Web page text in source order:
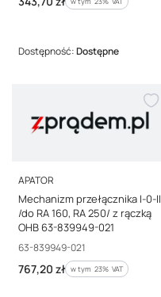
Dostępność:Dostępne
PRODUCENT
APATOR
Mechanizm przełącznika I-0-II
/do RA 160, RA 250/ z rączką
OHB 63-839949-021
Kod producenta
63-839949-021
Cena brutto
767,20 zł w tym %s VAT
w tym 23% VAT